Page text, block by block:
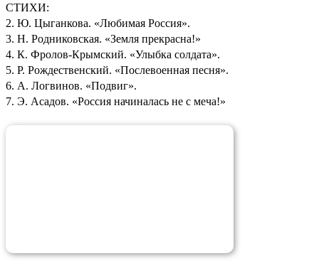
СТИХИ:
2. Ю. Цыганкова. «Любимая Россия».
3. Н. Родниковская. «Земля прекрасна!»
4. К. Фролов-Крымский. «Улыбка солдата».
5. Р. Рождественский. «Послевоенная песня».
6. А. Логвинов. «Подвиг».
7. Э. Асадов. «Россия начиналась не с меча!»